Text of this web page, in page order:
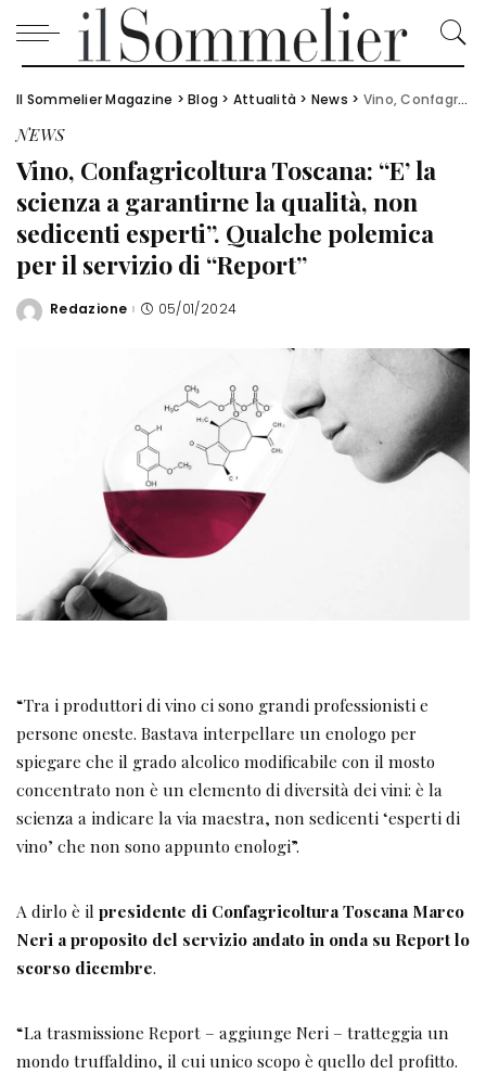
Il Sommelier Magazine >Blog > Attualità > News > Vino, Confagricoltura Toscana: “E’ la scienza a garantirne la qualità, non sedicenti esperti”. Qualche polemica per il servizio di “Report”
NEWS
Vino, Confagricoltura Toscana: “E’ la
scienza a garantirne la qualità, non
sedicenti esperti”. Qualche polemica
per il servizio di “Report”
Posted
Redazione 05/01/2024
“Tra i produttori di vino ci sono grandi professionisti e
persone oneste. Bastava interpellare un enologo per
spiegare che il grado alcolico modificabile con il mosto
concentrato non è un elemento di diversità dei vini: è la
scienza a indicare la via maestra, non sedicenti ‘esperti di
vino’ che non sono appunto enologi”.
A dirlo è il presidente di Confagricoltura Toscana Marco
Neri a proposito del servizio andato in onda su Report lo
scorso dicembre.
“La trasmissione Report – aggiunge Neri – tratteggia un
mondo truffaldino, il cui unico scopo è quello del profitto.